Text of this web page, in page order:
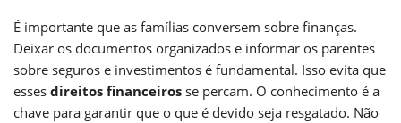
É importante que as famílias conversem sobre finanças.
Deixar os documentos organizados e informar os parentes
sobre seguros e investimentos é fundamental. Isso evita que
esses direitos financeiros se percam. O conhecimento é a
chave para garantir que o que é devido seja resgatado. Não